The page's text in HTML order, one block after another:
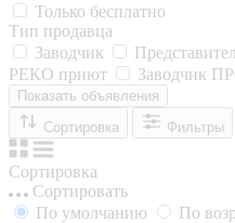
Только бесплатно
Тип продавца
Заводчик
РЕКО приют
Заводчик
Показать объявления
Сортировка
Фильтры
Сортировка
Сортировать
По умолчанию
По